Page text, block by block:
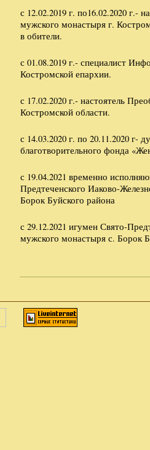
с 12.02.2019 г. по16.02.2020 г.-
мужского монастыря г.
в обители.
с 01.08.2019 г.- специалист
Костромской епархии.
с 17.02.2020 г.- настоятель
Костромской области.
с 14.03.2020 г. по 20.11.2020 г-
благотворительного фонда
с 19.04.2021 временно
Предтеченского Иаково-
Борок Буйского района
с 29.12.2021 игумен Свято-
мужского монастыря с. Борок